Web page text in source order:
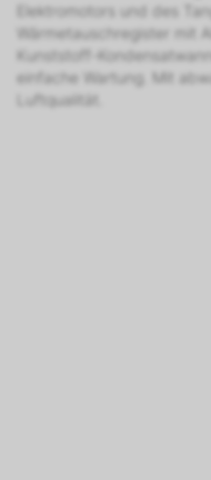
Elektromotors und des
Wärmetauschregister mit
Kunststoff-
einfache Wartung. Mit
Luftqualität.